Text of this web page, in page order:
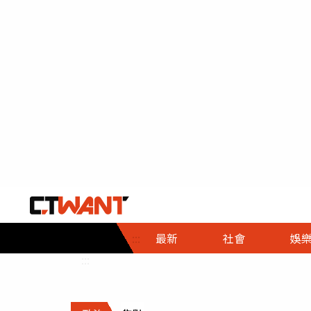
::: 最新 社會
社會首頁
時事
調查
娛樂
娛樂首頁
即時
財經首頁
熱線
政